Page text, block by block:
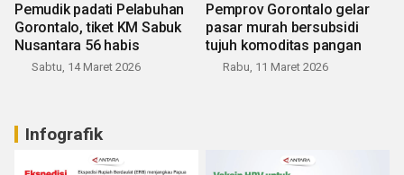
Pemudik padati Pelabuhan
Gorontalo, tiket KM Sabuk
Nusantara 56 habis
Sabtu, 14 Maret 2026
Pemprov Gorontalo gelar
pasar murah bersubsidi
tujuh komoditas pangan
Rabu, 11 Maret 2026
Infografik